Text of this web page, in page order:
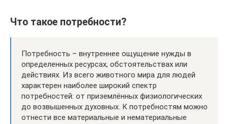
Что такое потребности?
Потребность – внутреннее ощущение нужды в
определенных ресурсах, обстоятельствах или
действиях. Из всего животного мира для людей
характерен наиболее широкий спектр
потребностей: от приземлённых физиологических
до возвышенных духовных. К потребностям можно
отнести все материальные и нематериальные